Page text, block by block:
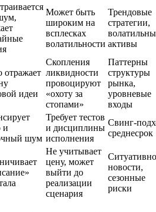
Может быть
широким на
всплесках
волатильности
Трендовые
стратегии,
активы
отражает
идеи
Скопления
ликвидности
провоцируют
«охоту за
стопами»
Паттерны
структуры
рынка,
уровневые
входы
и
шум
Требует тестов
и дисциплины
исполнения
среднесрок
Не учитывает
цену, может
выйти до
реализации
сценария
новости,
сезонные
риски